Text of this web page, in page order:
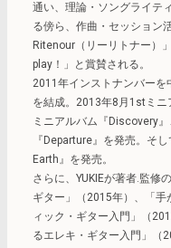
通い、理論・ソングライテ
る傍ら、作曲・セッション
Ritenour（リーリトナー）
play！」と賞賛される。
2011年インストナンバーを
を結成。2013年8月1stミ
ミニアルバム『Discovery
『Departure』を発売。そ
Earth』を発売。
さらに、YUKIEが著者.監修
ギター」（2015年）、「手
ィック・ギター入門」（
るエレキ・ギター入門」（